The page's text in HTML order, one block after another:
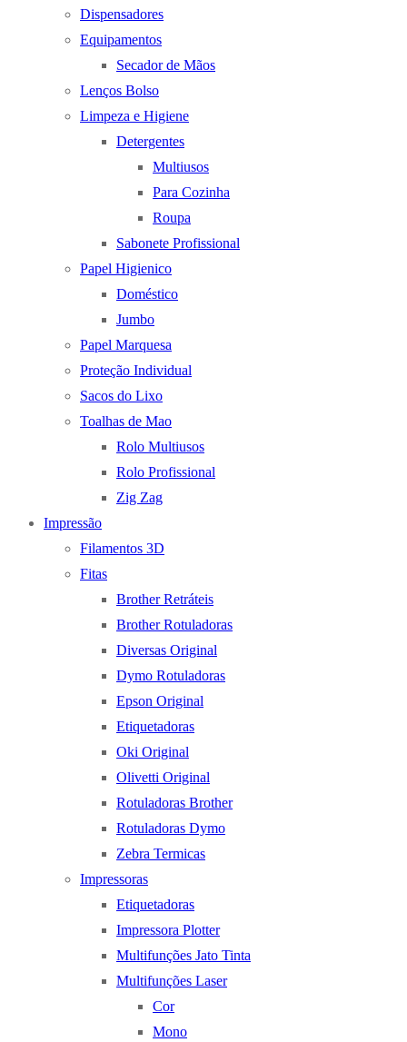
Dispensadores
Equipamentos
Secador de Mãos
Lenços Bolso
Limpeza e Higiene
Detergentes
Multiusos
Para Cozinha
Roupa
Sabonete Profissional
Papel Higienico
Doméstico
Jumbo
Papel Marquesa
Proteção Individual
Sacos do Lixo
Toalhas de Mao
Rolo Multiusos
Rolo Profissional
Zig Zag
Impressão
Filamentos 3D
Fitas
Brother Retráteis
Brother Rotuladoras
Diversas Original
Dymo Rotuladoras
Epson Original
Etiquetadoras
Oki Original
Olivetti Original
Rotuladoras Brother
Rotuladoras Dymo
Zebra Termicas
Impressoras
Etiquetadoras
Impressora Plotter
Multifunções Jato Tinta
Multifunções Laser
Cor
Mono